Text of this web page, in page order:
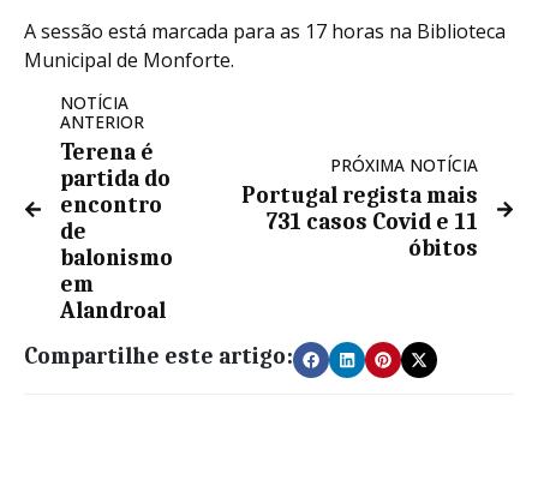
A sessão está marcada para as 17 horas na Biblioteca
Municipal de Monforte.
NOTÍCIA
ANTERIOR
Terena é
partida do
encontro
de
balonismo
em
Alandroal
PRÓXIMA NOTÍCIA
Portugal regista mais
731 casos Covid e 11
óbitos
Compartilhe este artigo: